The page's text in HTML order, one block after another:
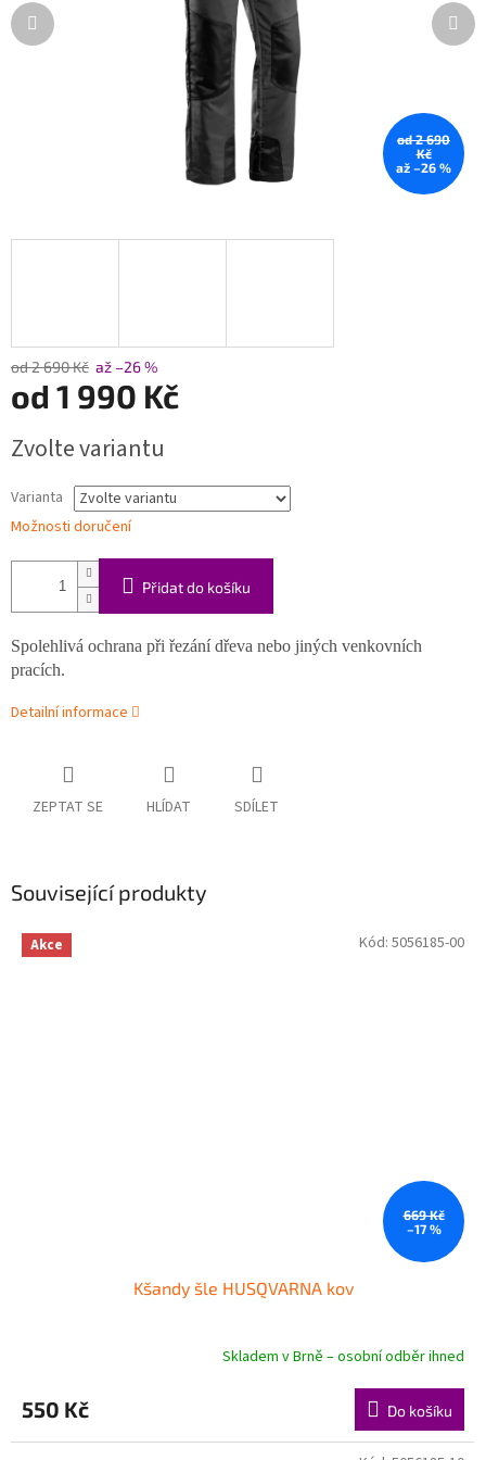
od 2 690
Kč
až –26 %
od 2 690 Kč až –26 %
od 1 990 Kč
cena:
Zvolte variantu
Varianta
Možnosti doručení
Přidat do košíku
Spolehlivá ochrana při řezání dřeva nebo jiných venkovních
pracích.
Detailní informace
ZEPTAT SE HLÍDAT SDÍLET
Související produkty
Akce
669 Kč
–17 %
Kšandy šle HUSQVARNA kov
Skladem v Brně – osobní odběr ihned
550 Kč Do košíku
Kód: 5056185-00